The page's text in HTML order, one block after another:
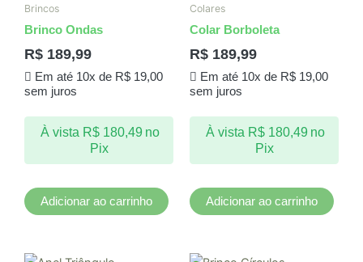
Brincos
Brinco Ondas
R$ 189,99
Em até 10x de R$19,00
sem juros
À vista R$180,49 no
Pix
Adicionar ao carrinho
Colares
Colar Borboleta
R$ 189,99
Em até 10x de R$19,00
sem juros
À vista R$180,49 no
Pix
Adicionar ao carrinho